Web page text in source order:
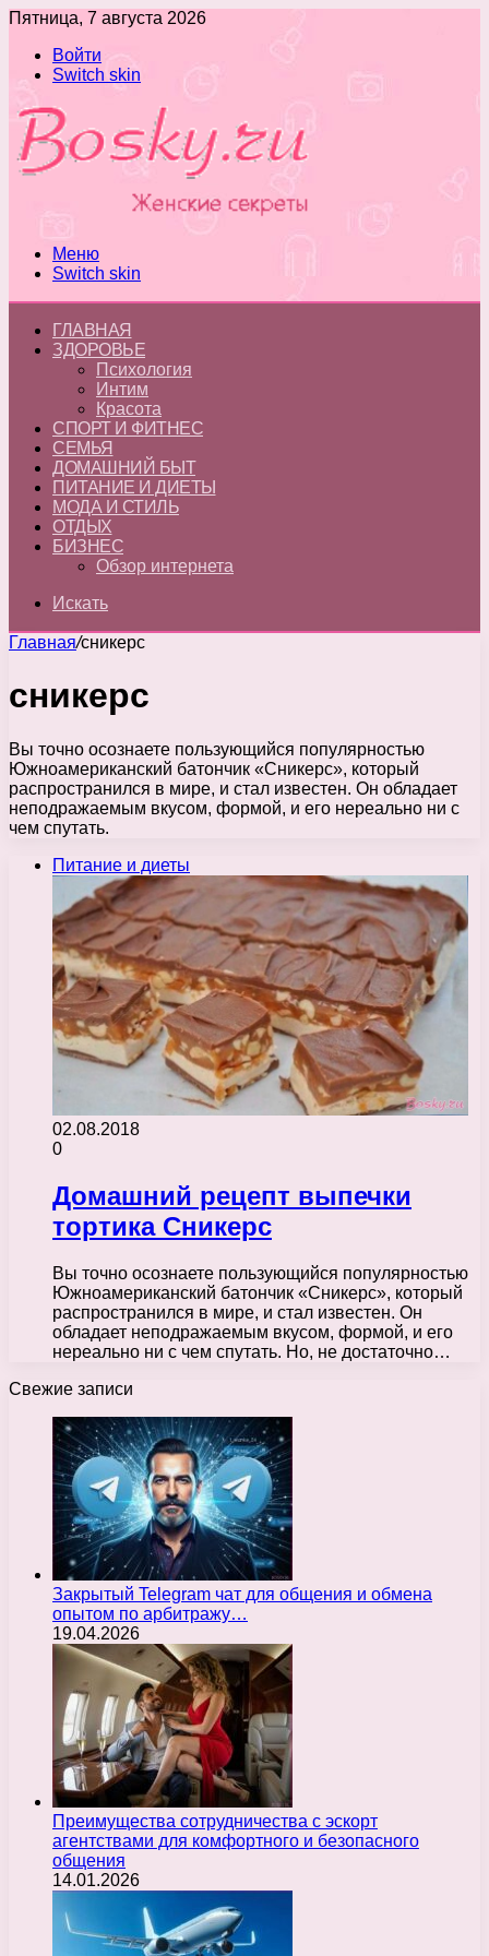
Пятница, 7 августа 2026
Войти
Switch skin
Меню
Switch skin
ГЛАВНАЯ
ЗДОРОВЬЕ
Психология
Интим
Красота
СПОРТ И ФИТНЕС
СЕМЬЯ
ДОМАШНИЙ БЫТ
ПИТАНИЕ И ДИЕТЫ
МОДА И СТИЛЬ
ОТДЫХ
БИЗНЕС
Обзор интернета
Искать
Главная/сникерс
сникерс
Вы точно осознаете пользующийся популярностью
Южноамериканский батончик «Сникерс», который
распространился в мире, и стал известен. Он обладает
неподражаемым вкусом, формой, и его нереально ни с
чем спутать.
Питание и диеты
02.08.2018
0
Домашний рецепт выпечки
тортика Сникерс
Вы точно осознаете пользующийся популярностью
Южноамериканский батончик «Сникерс», который
распространился в мире, и стал известен. Он
обладает неподражаемым вкусом, формой, и его
нереально ни с чем спутать. Но, не достаточно…
Свежие записи
Закрытый Telegram чат для общения и обмена
опытом по арбитражу…
19.04.2026
Преимущества сотрудничества с эскорт
агентствами для комфортного и безопасного
общения
14.01.2026